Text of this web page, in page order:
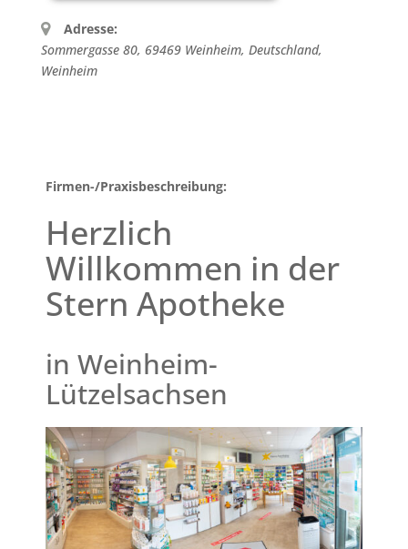
Adresse:
Sommergasse 80, 69469 Weinheim, Deutschland,
Weinheim
Firmen-/Praxisbeschreibung:
Herzlich
Willkommen in der
Stern Apotheke
in Weinheim-
Lützelsachsen